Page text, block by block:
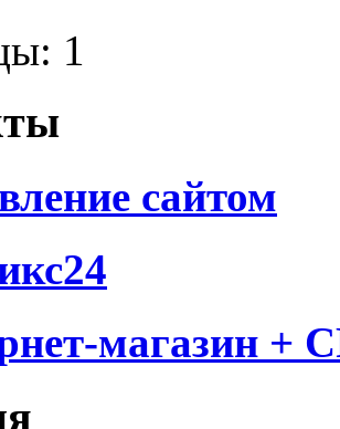
1
сайтом
магазин +